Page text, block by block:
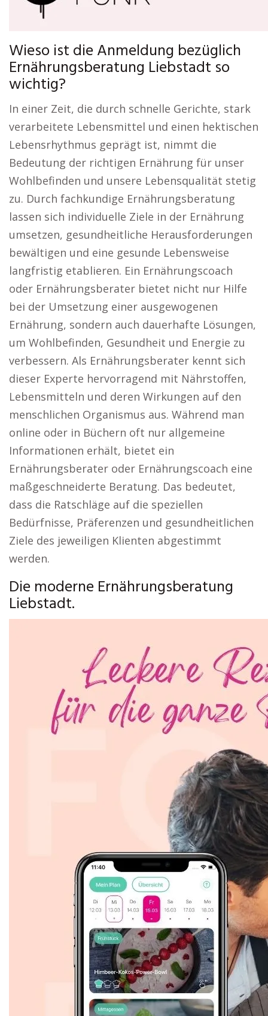
Wieso ist die Anmeldung bezüglich
Ernährungsberatung Liebstadt so
wichtig?
In einer Zeit, die durch schnelle Gerichte, stark
verarbeitete Lebensmittel und einen hektischen
Lebensrhythmus geprägt ist, nimmt die
Bedeutung der richtigen Ernährung für unser
Wohlbefinden und unsere Lebensqualität stetig
zu. Durch fachkundige Ernährungsberatung
lassen sich individuelle Ziele in der Ernährung
umsetzen, gesundheitliche Herausforderungen
bewältigen und eine gesunde Lebensweise
langfristig etablieren. Ein Ernährungscoach
oder Ernährungsberater bietet nicht nur Hilfe
bei der Umsetzung einer ausgewogenen
Ernährung, sondern auch dauerhafte Lösungen,
um Wohlbefinden, Gesundheit und Energie zu
verbessern. Als Ernährungsberater kennt sich
dieser Experte hervorragend mit Nährstoffen,
Lebensmitteln und deren Wirkungen auf den
menschlichen Organismus aus. Während man
online oder in Büchern oft nur allgemeine
Informationen erhält, bietet ein
Ernährungsberater oder Ernährungscoach eine
maßgeschneiderte Beratung. Das bedeutet,
dass die Ratschläge auf die speziellen
Bedürfnisse, Präferenzen und gesundheitlichen
Ziele des jeweiligen Klienten abgestimmt
werden.
Die moderne Ernährungsberatung
Liebstadt.